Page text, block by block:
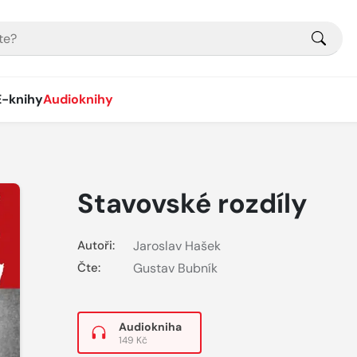
knihyAudioknihy
Stavovské rozdíly
Autoři: Jaroslav Hašek
Čte: Gustav Bubník
Audiokniha
149 Kč